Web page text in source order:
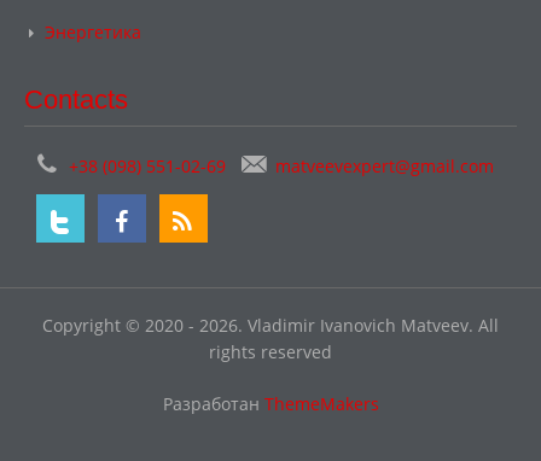
Энергетика
Contacts
+38 (098) 551-02-69 matveevexpert@gmail.com
Copyright © 2020 - 2026. Vladimir Ivanovich Matveev. All
rights reserved
Разработан ThemeMakers